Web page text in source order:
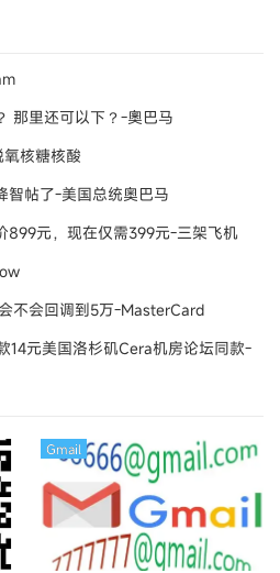
那里还可以下？-奧巴马
核糖核酸
智帖了-美国总统奥巴马
899元，现在仅需399元-三架飞机
不会回调到5万-MasterCard
14元美国洛杉矶Cera机房论坛同款-
Gmail